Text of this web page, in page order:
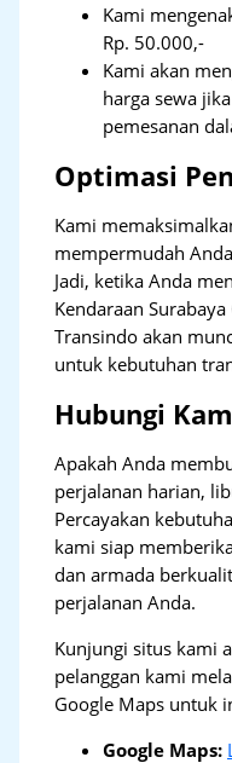
Kami
Rp. 50.000,-
Kami akan
harga sewa
pemesanan
Optimasi
Kami
mempermudah
Jadi, ketika Anda
Kendaraan
Transindo akan
untuk kebutuhan
Hubungi
Apakah Anda
perjalanan harian,
Percayakan
kami siap
dan armada
perjalanan Anda.
Kunjungi situs kami
pelanggan kami
Google Maps untuk
Google Maps: